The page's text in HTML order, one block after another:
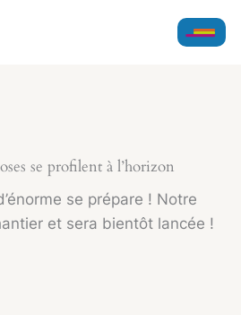
se profilent à l’horizon
se prépare ! Notre
et sera bientôt lancée !